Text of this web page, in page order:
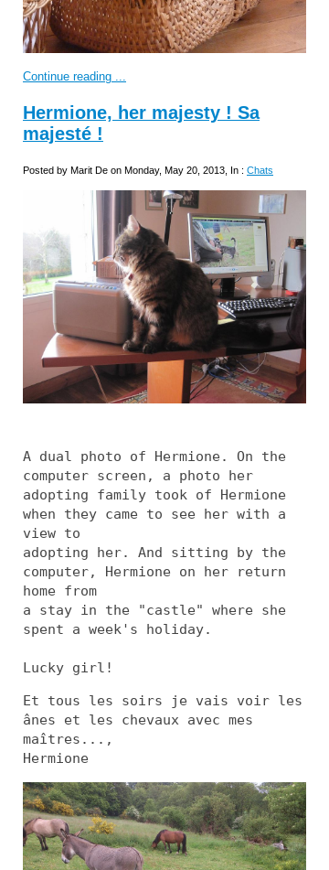
Continue reading ...
Hermione, her majesty ! Sa
majesté !
Posted by Marit De on Monday, May 20, 2013, In : Chats
A dual photo of Hermione. On the
computer screen, a photo her
adopting family took of Hermione
when they came to see her with a
view to
adopting her. And sitting by the
computer, Hermione on her return
home from
a stay in the "castle" where she
spent a week's holiday.
Lucky girl!
Et tous les soirs je vais voir les
ânes et les chevaux avec mes
maîtres...,
Hermione